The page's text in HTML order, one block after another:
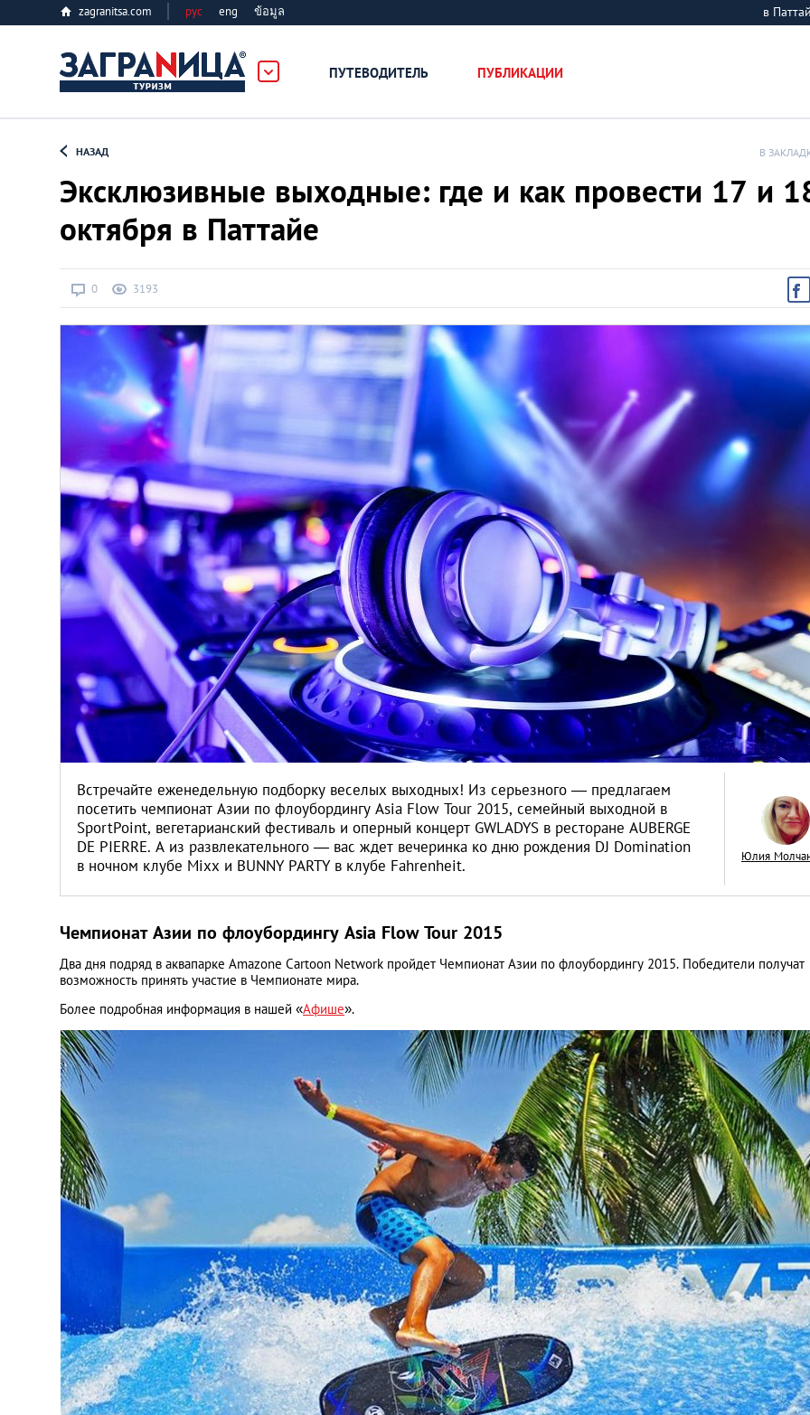
zagranitsa.com рус eng ข้อมูล в
ПУТЕВОДИТЕЛЬ ПУБЛИКАЦИИ
Алматы
Афины
Киев
Лондон
Лос-Анджелес
Москва
Париж
Паттайя
Пхукет
Санкт-Петербург
НАЗАД В
Эксклюзивные выходные: где и как провести 17 и
октября в Паттайе
0 3193
Встречайте еженедельную подборку веселых выходных! Из серьезного — предлагаем
посетить чемпионат Азии по флоубордингу Asia Flow Tour 2015, семейный выходной в
SportPoint, вегетарианский фестиваль и оперный концерт GWLADYS в ресторане AUBERGE
DE PIERRE. А из развлекательного — вас ждет вечеринка ко дню рождения DJ Domination
в ночном клубе Mixx и BUNNY PARTY в клубе Fahrenheit.
Юлия
Чемпионат Азии по флоубордингу Asia Flow Tour 2015
Два дня подряд в аквапарке Amazone Cartoon Network пройдет Чемпионат Азии по флоубордингу 2015. Победители получат
возможность принять участие в Чемпионате мира.
Более подробная информация в нашей «Афише».
ЕДА